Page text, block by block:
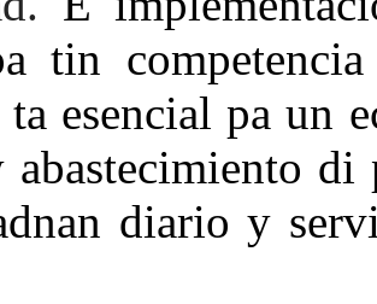
tin
esencial pa un
abastecimiento
diario y